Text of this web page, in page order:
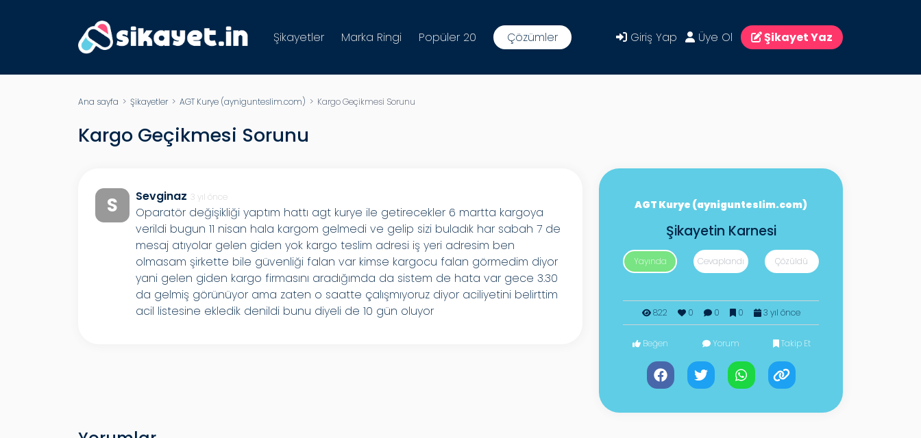
Şikayetler Marka Ringi Popüler 20 Çözümler Giriş Yap Üye Ol Şikayet Yaz
Ana sayfa > Şikayetler> AGT Kurye (aynigunteslim.com) > Kargo Geçikmesi Sorunu
Kargo Geçikmesi Sorunu
S Sevginaz 3 yıl önce
Oparatör değişikliği yaptım hattı agt kurye ile getirecekler 6 martta kargoya
verildi bugun 11 nisan hala kargom gelmedi ve gelip sizi buladık har sabah 7 de
mesaj atıyolar gelen giden yok kargo teslim adresi iş yeri adresim ben
olmasam şirkette bile güvenliği falan var kimse kargocu falan görmedim diyor
yani gelen giden kargo firmasını aradığımda da sistem de hata var gece 3.30
da gelmiş görünüyor ama zaten o saatte çalışmıyoruz diyor aciliyetini belirttim
acil listesine ekledik denildi bunu diyeli de 10 gün oluyor
AGT Kurye (aynigunteslim.com)
Şikayetin Karnesi
Yayında Cevaplandı Çözüldü
822 0 0 0 3 yıl önce
Beğen Yorum Takip Et